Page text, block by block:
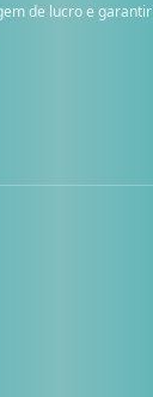
de lucro e garantir